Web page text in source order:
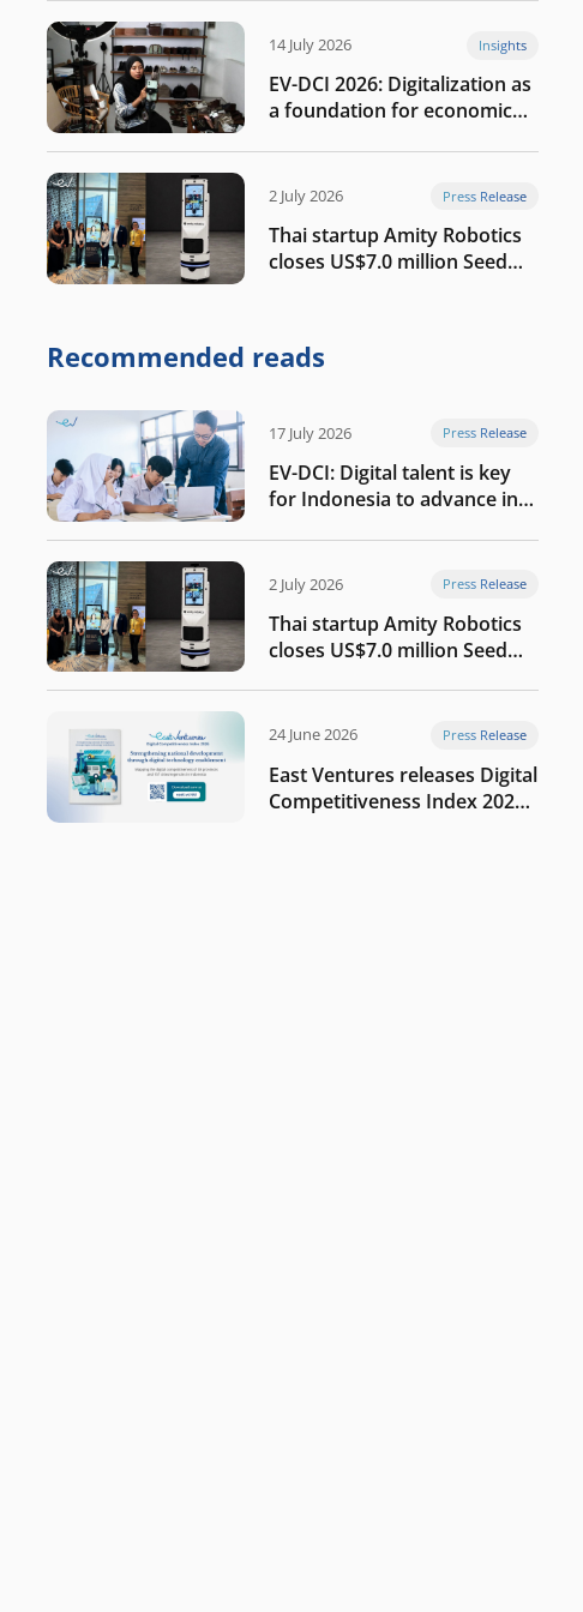
14 July 2026 Insights
EV-DCI 2026: Digitalization as
a foundation for economic
2 July 2026 Press Release
Thai startup Amity Robotics
closes US$7.0 million Seed
company
Recommended reads
17 July 2026 Press Release
EV-DCI: Digital talent is key
for Indonesia to advance in
2 July 2026 Press Release
Thai startup Amity Robotics
closes US$7.0 million Seed
company
24 June 2026 Press Release
East Ventures releases Digital
Competitiveness Index 2026,